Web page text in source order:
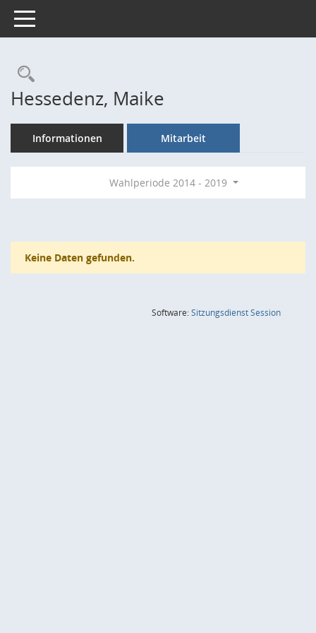
Toggle navigation
Rechercheauswahl
Hessedenz, Maike
Informationen Mitarbeit
Wahlperiode 2014 - 2019
Keine Daten gefunden.
Software:SitzungsdienstSession(Wird in